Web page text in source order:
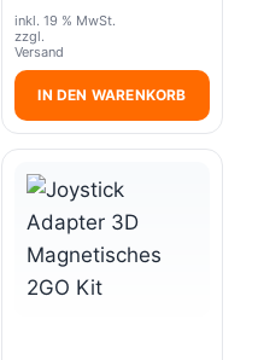
inkl. 19 % MwSt.
zzgl.
Versand
IN DEN WARENKORB